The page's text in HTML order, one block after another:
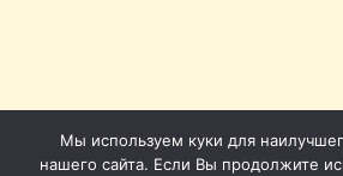
Мы используем куки для
нашего сайта. Если Вы продолжите